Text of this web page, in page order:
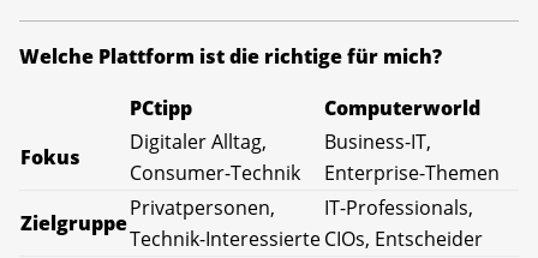
Welche Plattform ist die richtige für mich?
PCtipp
Computerworld
Fokus
Digitaler Alltag,
Consumer-Technik
Business-IT,
Enterprise-Themen
Zielgruppe
Privatpersonen,
Technik-Interessierte
IT-Professionals,
CIOs, Entscheider